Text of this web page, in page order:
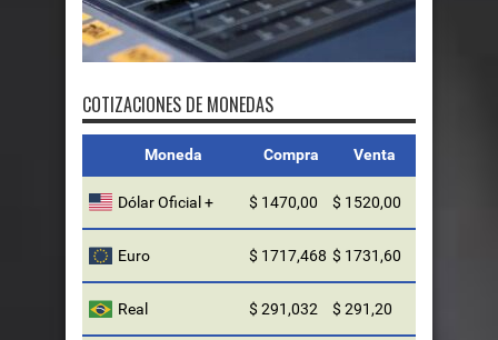
FMDOS
COTIZACIONES DE MONEDAS
Moneda Compra Venta
Dólar Oficial + $ 1470,00 $ 1520,00
Euro $ 1717,468 $ 1731,60
Real $ 291,032 $ 291,20